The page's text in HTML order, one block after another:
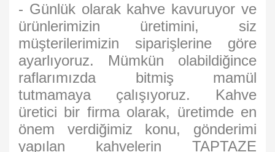
- Günlük olarak kahve kavuruyor ve
ürünlerimizin üretimini, siz
müşterilerimizin siparişlerine göre
ayarlıyoruz. Mümkün olabildiğince
raflarımızda bitmiş mamül
tutmamaya çalışıyoruz. Kahve
üretici bir firma olarak, üretimde en
önem verdiğimiz konu, gönderimi
yapılan kahvelerin TAPTAZE